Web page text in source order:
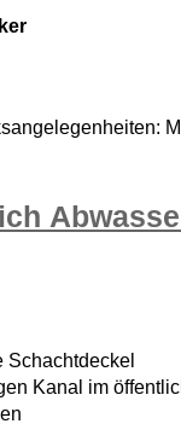
Schachtdeckel
Kanal im